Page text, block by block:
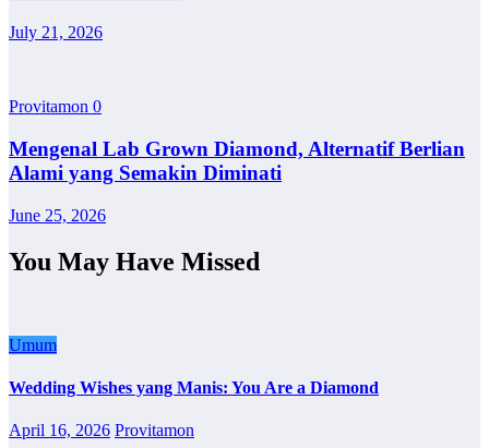
July 21, 2026
Provitamon 0
Mengenal Lab Grown Diamond, Alternatif Berlian
Alami yang Semakin Diminati
June 25, 2026
You May Have Missed
Umum
Wedding Wishes yang Manis: You Are a Diamond
April 16, 2026 Provitamon